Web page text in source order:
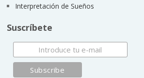
Interpretación de Sueños
Suscríbete